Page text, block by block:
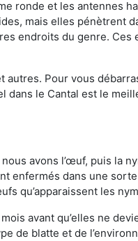
ronde et les antennes
mais elles pénètrent
endroits du genre. Ces
Pour vous
dans le Cantal est le
avons l’œuf, puis la
enfermés dans une
qu’apparaissent les
avant qu’elles ne
de blatte et de